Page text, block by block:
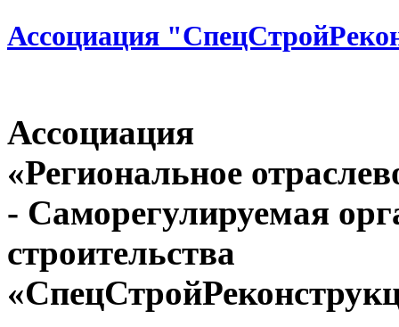
Ассоциация
Ассоциация
«Региональное
- Саморегулируемая
строительства